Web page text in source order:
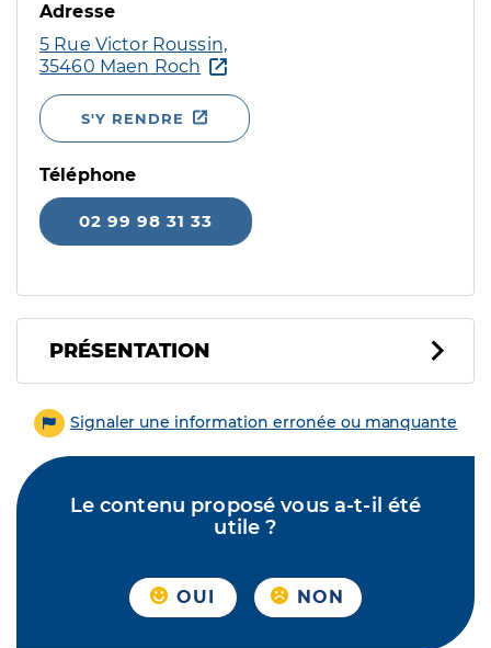
Adresse
5 Rue Victor Roussin,
35460 Maen Roch
S'Y RENDRE
Téléphone
02 99 98 31 33
PRÉSENTATION
Signaler une information erronée ou manquante
Le contenu proposé vous a-t-il été
utile ?
OUI NON